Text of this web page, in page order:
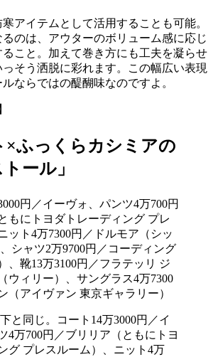
アイテムとして活用することも可能。
のは、アウターのボリューム感に応じ
こと。加えて巻き方にも工夫を凝らせ
そう洒脱に彩れます。この幅広い表現
ならではの醍醐味なのですよ。
×ふっくらカシミアの
ール」
と同じ。コート14万3000円／イ
4万700円／ブリリア（ともにトヨ
グ プレスルーム）、ニット4万